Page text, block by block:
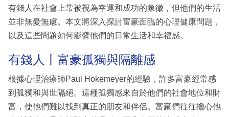
區
有錢人在社會上常被視為幸運和成功的象徵，但他們的生活
並非無憂無慮。本文將深入探討富豪面臨的心理健康問題，
以及這些問題如何影響他們的日常生活和幸福感。
有錢人丨富豪孤獨與隔離感
根據心理治療師Paul Hokemeyer的經驗，許多富豪經常感
到孤獨和與世隔絕。這種孤獨感來自於他們的社會地位和財
富，使他們難以找到真正的朋友和伴侶。富豪們往往擔心他